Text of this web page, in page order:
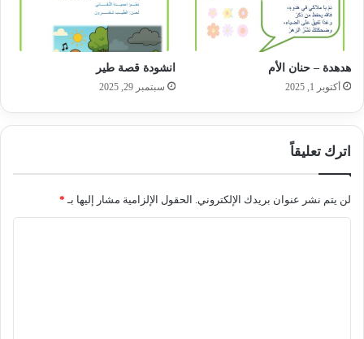
هدهدة – حنان الأم
أكتوبر 1, 2025
انشودة قصة طير
سبتمبر 29, 2025
اترك تعليقاً
لن يتم نشر عنوان بريدك الإلكتروني. الحقول الإلزامية مشار إليها بـ *